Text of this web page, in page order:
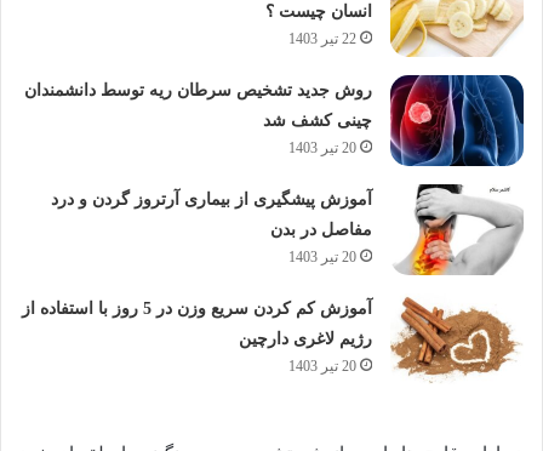
انسان چیست ؟
22 تیر 1403
روش جدید تشخیص سرطان ریه توسط دانشمندان
چینی کشف شد
20 تیر 1403
آموزش پیشگیری از بیماری آرتروز گردن و درد
مفاصل در بدن
20 تیر 1403
آموزش کم کردن سریع وزن در 5 روز با استفاده از
رژیم لاغری دارچین
20 تیر 1403